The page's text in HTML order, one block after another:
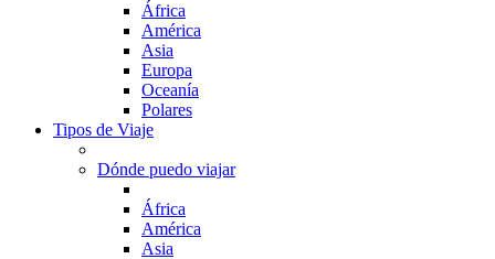
África
América
Asia
Europa
Oceanía
Polares
Tipos de Viaje
Dónde puedo viajar
África
América
Asia